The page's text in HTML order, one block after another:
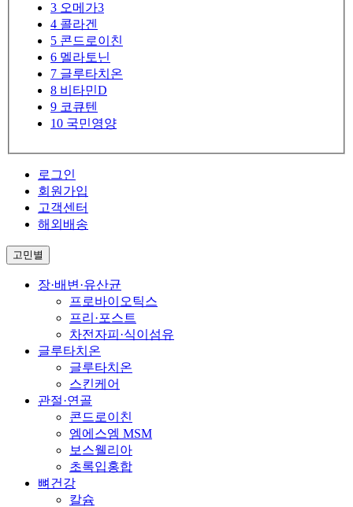
3 오메가3
4 콜라겐
5 콘드로이친
6 멜라토닌
7 글루타치온
8 비타민D
9 코큐텐
10 국민영양
로그인
회원가입
고객센터
해외배송
고민별
장·배변·유산균
프로바이오틱스
프리·포스트
차전자피·식이섬유
글루타치온
글루타치온
스킨케어
관절·연골
콘드로이친
엠에스엠 MSM
보스웰리아
초록입홍합
뼈건강
칼슘